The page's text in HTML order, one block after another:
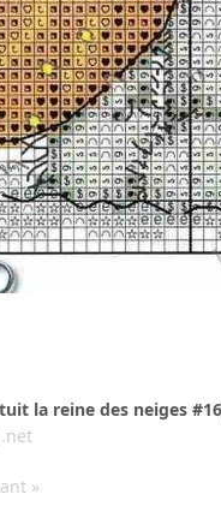
la reine des neiges #16
»